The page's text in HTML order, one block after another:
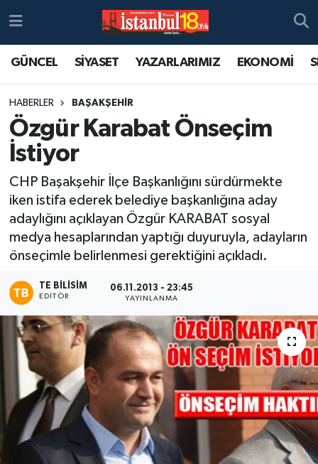
GÜNCEL SİYASET YAZARLARIMIZ EKONOMİ
HABERLER BAŞAKŞEHİR
Özgür Karabat Önseçim
İstiyor
CHP Başakşehir İlçe Başkanlığını sürdürmekte
iken istifa ederek belediye başkanlığına aday
adaylığını açıklayan Özgür KARABAT sosyal
medya hesaplarından yaptığı duyuruyla, adayların
önseçimle belirlenmesi gerektiğini açıkladı.
TE BILISIM
EDITÖR
06.11.2013 - 23:45
YAYINLANMA